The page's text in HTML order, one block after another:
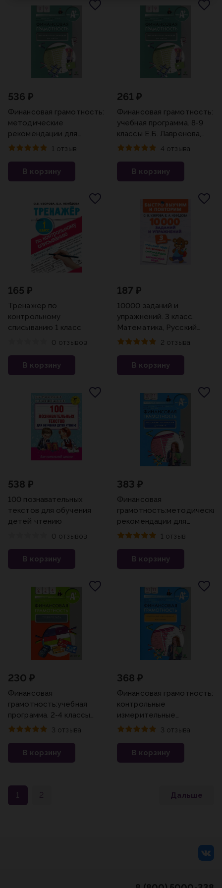
536 ₽
Финансовая грамотность:
методические
рекомендации для
учителя. 8-9 классы Е.Б.
О.И. Рязанова (2023)
1 отзыв
В корзину
261 ₽
Финансовая грамотность:
учебная программа. 8-9
классы Е.Б. Лавренова,
И.В. Липсиц, О.И.4 отзыва
В корзину
165 ₽
Тренажер по
контрольному
списыванию 1 класс
0 отзывов
В корзину
187 ₽
10000 заданий и
упражнений. 3 класс.
Математика, Русский
язык, Окружающий мир,
Узорова,Елена Нефёдова
2 отзыва
В корзину
538 ₽
100 познавательных
текстов для обучения
детей чтению
0 отзывов
В корзину
383 ₽
Финансовая
грамотность:методические
рекомендации для
учителя. 10-11 классы
Завьялов, Александр
Алмосов (2023)
1 отзыв
В корзину
230 ₽
Финансовая
грамотность:учебная
программа. 2-4 классы
Юлия Корлюгова (2023)
3 отзыва
В корзину
368 ₽
Финансовая грамотность:
контрольные
измерительные
материалы .10-11 классы
Завьялов, Александр
Алмосов(2023)
3 отзыва
В корзину
1 2 Дальше